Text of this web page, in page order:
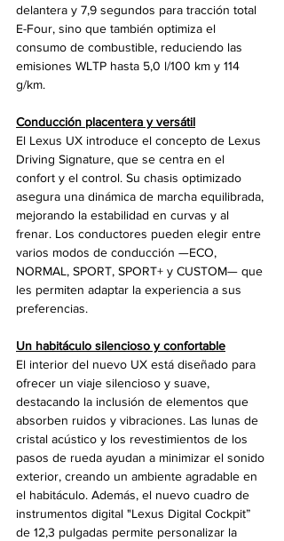
delantera y 7,9 segundos para tracción total
E-Four, sino que también optimiza el
consumo de combustible, reduciendo las
emisiones WLTP hasta 5,0 l/100 km y 114
g/km.
Conducción placentera y versátil
El Lexus UX introduce el concepto de Lexus
Driving Signature, que se centra en el
confort y el control. Su chasis optimizado
asegura una dinámica de marcha equilibrada,
mejorando la estabilidad en curvas y al
frenar. Los conductores pueden elegir entre
varios modos de conducción —ECO,
NORMAL, SPORT, SPORT+ y CUSTOM— que
les permiten adaptar la experiencia a sus
preferencias.
Un habitáculo silencioso y confortable
El interior del nuevo UX está diseñado para
ofrecer un viaje silencioso y suave,
destacando la inclusión de elementos que
absorben ruidos y vibraciones. Las lunas de
cristal acústico y los revestimientos de los
pasos de rueda ayudan a minimizar el sonido
exterior, creando un ambiente agradable en
el habitáculo. Además, el nuevo cuadro de
instrumentos digital "Lexus Digital Cockpit”
de 12,3 pulgadas permite personalizar la